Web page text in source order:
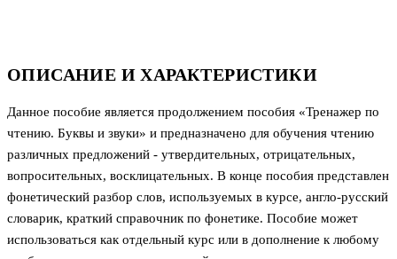
ОПИСАНИЕ И ХАРАКТЕРИСТИКИ
Данное пособие является продолжением пособия «Тренажер по
чтению. Буквы и звуки» и предназначено для обучения чтению
различных предложений - утвердительных, отрицательных,
вопросительных, восклицательных. В конце пособия представлен
фонетический разбор слов, используемых в курсе, англо-русский
словарик, краткий справочник по фонетике. Пособие может
использоваться как отдельный курс или в дополнение к любому